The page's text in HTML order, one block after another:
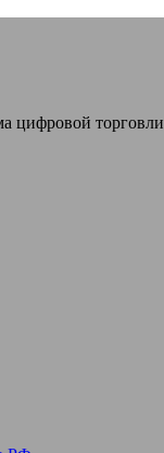
цифровой торговли